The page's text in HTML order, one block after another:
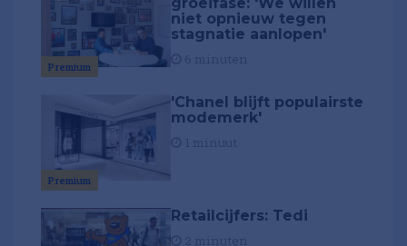
Premium
groeifase: 'We willen
niet opnieuw tegen
stagnatie aanlopen'
Premium
'Chanel blijft populairste
modemerk'
Retailcijfers: Tedi